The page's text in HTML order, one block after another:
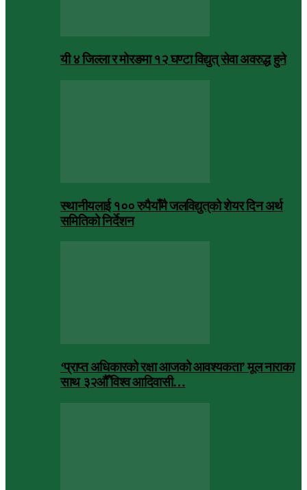
यी ४ जिल्ला र मोरङमा १२ घण्टा विद्युत् सेवा अवरुद्ध हुने
स्थानीयलाई १०० रुपैयाँमै जलविद्युत्‌को शेयर दिन अर्थ
समितिको निर्देशन
‘प्राप्त अधिकारको रक्षा आजको आवश्यकता’ मूल नाराका
साथ ३२औँ विश्व आदिवासी…